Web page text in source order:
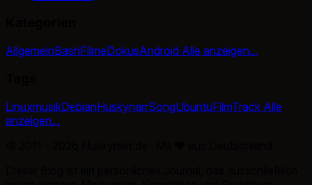
AllgemeinBashFilmeDokusAndroid Alle anzeigen...
LinuxmusikDebianHuskynarrSongUbuntuFilmTrack Alle
anzeigen...